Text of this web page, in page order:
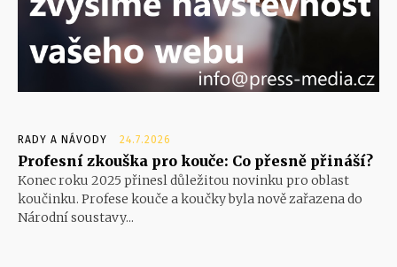
RADY A NÁVODY 24.7.2026
Profesní zkouška pro kouče: Co přesně přináší?
Konec roku 2025 přinesl důležitou novinku pro oblast
koučinku. Profese kouče a koučky byla nově zařazena do
Národní soustavy...